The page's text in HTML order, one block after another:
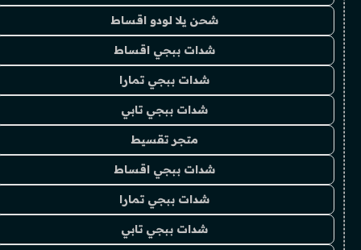
شحن يلا لودو اقساط
شدات ببجي اقساط
شدات ببجي تمارا
شدات ببجي تابي
متجر تقسيط
شدات ببجي اقساط
شدات ببجي تمارا
شدات ببجي تابي